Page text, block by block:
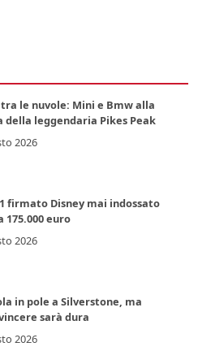
le nuvole: Mini e Bmw alla
della leggendaria Pikes Peak
2026
firmato Disney mai indossato
175.000 euro
2026
in pole a Silverstone, ma
sarà dura
2026